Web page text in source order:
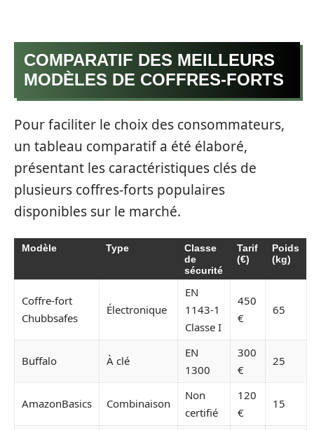
COMPARATIF DES MEILLEURS
MODÈLES DE COFFRES-FORTS
Pour faciliter le choix des consommateurs,
un tableau comparatif a été élaboré,
présentant les caractéristiques clés de
plusieurs coffres-forts populaires
disponibles sur le marché.
Modèle Type
Classe
de
sécurité
Tarif
(€)
Poids
(kg)
Coffre-fort
Chubbsafes
Électronique
EN
1143-1
Classe I
450
€
65
Buffalo À clé
EN
1300
300
€
25
AmazonBasics Combinaison
Non
certifié
120
€
15